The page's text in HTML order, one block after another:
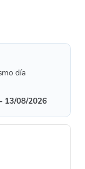
día
13/08/2026